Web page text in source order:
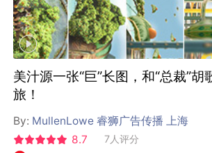
美汁源一张“巨”长图，和“总裁”胡
旅！
By: MullenLowe 睿狮广告传播 上海
8.7
7人评分